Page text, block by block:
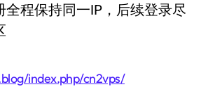
全程保持同一IP，后续登录尽
index.php/cn2vps/